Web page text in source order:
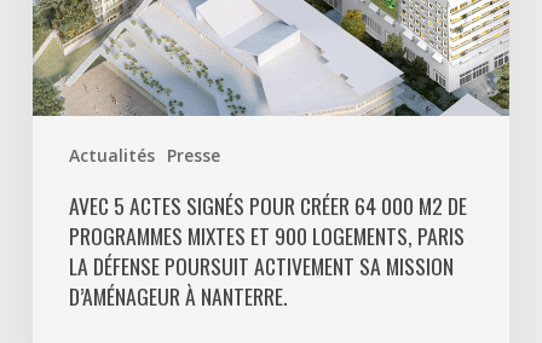
Actualités Presse
mixtes
et
900
logements,
Défense
poursuit
activement
AVEC 5 ACTES SIGNÉS POUR CRÉER 64 000 M2 DE
PROGRAMMES MIXTES ET 900 LOGEMENTS, PARIS
LA DÉFENSE POURSUIT ACTIVEMENT SA MISSION
D’AMÉNAGEUR À NANTERRE.